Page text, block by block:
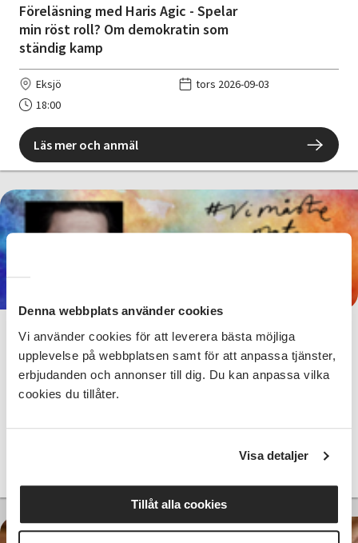
Denna webbplats använder cookies
Vi använder cookies för att leverera bästa möjliga
upplevelse på webbplatsen samt för att anpassa tjänster,
erbjudanden och annonser till dig. Du kan anpassa vilka
cookies du tillåter.
Visa detaljer
Tillåt alla cookies
Föreläsning med Haris Agic - Spelar
min röst roll? Om demokratin som
ständig kamp
Eksjö
tors 2026-09-03
18:00
Läs mer och anmäl
Föreläsning med Haris Agic - Spelar
min röst roll? Om demokratin som
ständig kamp
18:00